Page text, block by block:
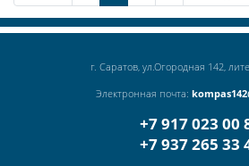
г. Саратов, ул.Огородная 142,
Электронная почта:
+7 917 023 00
+7 937 265 33